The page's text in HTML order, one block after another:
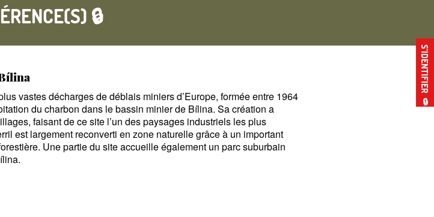
S’IDENTIFIER
🔒
🔒
vastes décharges de déblais miniers d’Europe, formée entre 1964
du charbon dans le bassin minier de Bílina. Sa création a
faisant de ce site l’un des paysages industriels les plus
est largement reconverti en zone naturelle grâce à un important
Une partie du site accueille également un parc suburbain